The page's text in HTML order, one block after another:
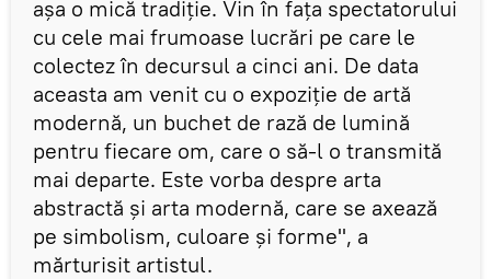
așa o mică tradiție. Vin în fața spectatorului
cu cele mai frumoase lucrări pe care le
colectez în decursul a cinci ani. De data
aceasta am venit cu o expoziție de artă
modernă, un buchet de rază de lumină
pentru fiecare om, care o să-l o transmită
mai departe. Este vorba despre arta
abstractă și arta modernă, care se axează
pe simbolism, culoare și forme", a
mărturisit artistul.